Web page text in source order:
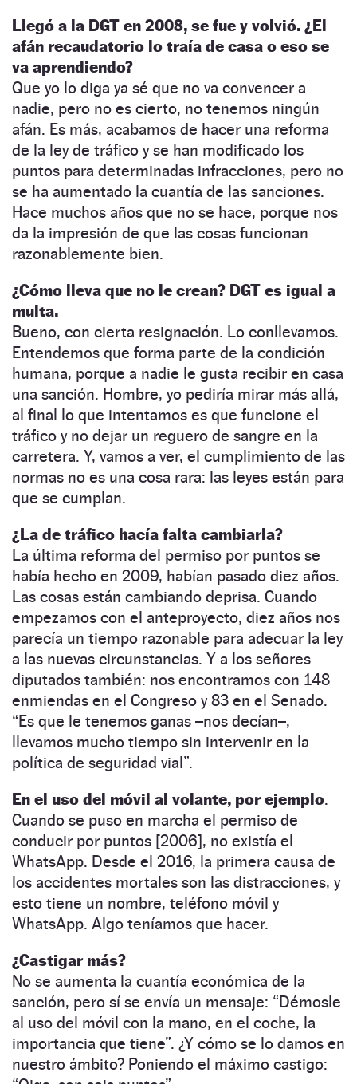
Llegó a la DGT en 2008, se fue y volvió. ¿El
afán recaudatorio lo traía de casa o eso se
va aprendiendo?
Que yo lo diga ya sé que no va convencer a
nadie, pero no es cierto, no tenemos ningún
afán. Es más, acabamos de hacer una reforma
de la ley de tráfico y se han modificado los
puntos para determinadas infracciones, pero no
se ha aumentado la cuantía de las sanciones.
Hace muchos años que no se hace, porque nos
da la impresión de que las cosas funcionan
razonablemente bien.
¿Cómo lleva que no le crean? DGT es igual a
multa.
Bueno, con cierta resignación. Lo conllevamos.
Entendemos que forma parte de la condición
humana, porque a nadie le gusta recibir en casa
una sanción. Hombre, yo pediría mirar más allá,
al final lo que intentamos es que funcione el
tráfico y no dejar un reguero de sangre en la
carretera. Y, vamos a ver, el cumplimiento de las
normas no es una cosa rara: las leyes están para
que se cumplan.
¿La de tráfico hacía falta cambiarla?
La última reforma del permiso por puntos se
había hecho en 2009, habían pasado diez años.
Las cosas están cambiando deprisa. Cuando
empezamos con el anteproyecto, diez años nos
parecía un tiempo razonable para adecuar la ley
a las nuevas circunstancias. Y a los señores
diputados también: nos encontramos con 148
enmiendas en el Congreso y 83 en el Senado.
“Es que le tenemos ganas –nos decían–,
llevamos mucho tiempo sin intervenir en la
política de seguridad vial”.
En el uso del móvil al volante, por ejemplo.
Cuando se puso en marcha el permiso de
conducir por puntos [2006], no existía el
WhatsApp. Desde el 2016, la primera causa de
los accidentes mortales son las distracciones, y
esto tiene un nombre, teléfono móvil y
WhatsApp. Algo teníamos que hacer.
¿Castigar más?
No se aumenta la cuantía económica de la
sanción, pero sí se envía un mensaje: “Démosle
al uso del móvil con la mano, en el coche, la
importancia que tiene”. ¿Y cómo se lo damos en
nuestro ámbito? Poniendo el máximo castigo: